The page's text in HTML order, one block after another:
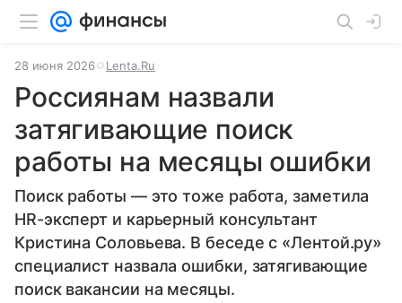
28 июня 2026 Lenta.Ru
Россиянам назвали
затягивающие поиск
работы на месяцы ошибки
Поиск работы — это тоже работа, заметила
HR-эксперт и карьерный консультант
Кристина Соловьева. В беседе с «Лентой.ру»
специалист назвала ошибки, затягивающие
поиск вакансии на месяцы.